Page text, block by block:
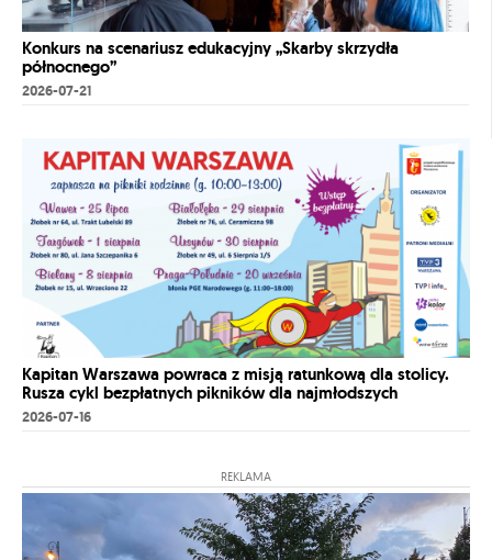
Konkurs na scenariusz edukacyjny „Skarby skrzydła
północnego”
2026-07-21
Kapitan Warszawa powraca z misją ratunkową dla stolicy.
Rusza cykl bezpłatnych pikników dla najmłodszych
2026-07-16
REKLAMA